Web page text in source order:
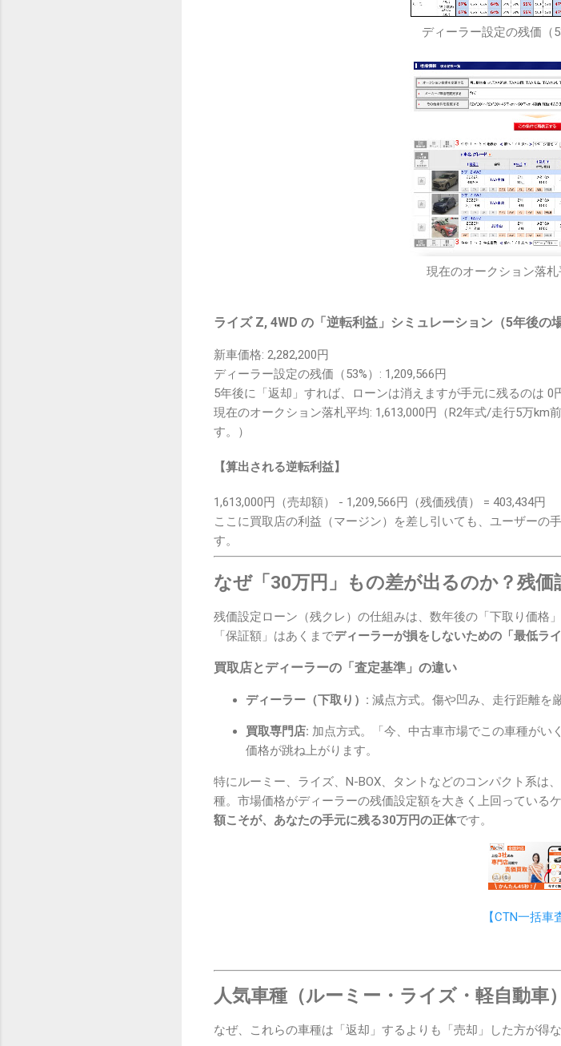
ディーラー設定の残価（
現在のオークション落札
ライズ Z, 4WD の「逆転利益」シミュレーション（5年後の場
新車価格: 2,282,200円
ディーラー設定の残価（53%）: 1,209,566円
5年後に「返却」すれば、ローンは消えますが手元に残るのは 0
現在のオークション落札平均: 1,613,000円（R2年式/走行5万
す。）
【算出される逆転利益】
1,613,000円（売却額） - 1,209,566円（残価残債） = 403,434円
ここに買取店の利益（マージン）を差し引いても、ユーザーの
す。
なぜ「30万円」もの差が出るのか？残価
残価設定ローン（残クレ）の仕組みは、数年後の「下取り価格
「保証額」はあくまでディーラーが損をしないための「最低ライ
買取店とディーラーの「査定基準」の違い
ディーラー（下取り）: 減点方式。傷や凹み、走行距離を
買取専門店: 加点方式。「今、中古車市場でこの車種がい
価格が跳ね上がります。
特にルーミー、ライズ、N-BOX、タントなどのコンパクト系は
種。市場価格がディーラーの残価設定額を大きく上回っている
額こそが、あなたの手元に残る30万円の正体です。
【CTN一括車
人気車種（ルーミー・ライズ・軽自動車
なぜ、これらの車種は「返却」するよりも「売却」した方が得